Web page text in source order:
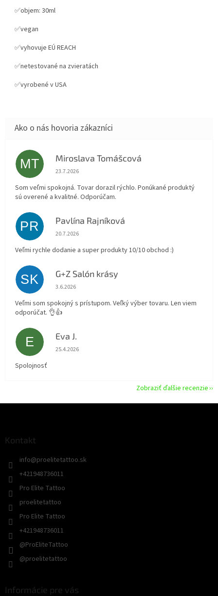
✅objem: 30ml
✅vegan
✅vyhovuje EÚ REACH
✅netestované na zvieratách
✅vyrobené v USA
MT Miroslava Tomášcová
Hodnotenie obchodu je 5 z 5 hviezdičiek.
23.7.2026
Som veľmi spokojná. Tovar dorazil rýchlo. Ponúkané produktý
sú overené a kvalitné. Odporúčam.
PR Pavlína Rajníková
Hodnotenie obchodu je 5 z 5 hviezdičiek.
20.7.2026
Veľmi rychle dodanie a super produkty 10/10 obchod :)
SK G+Z Salón krásy
Hodnotenie obchodu je 5 z 5 hviezdičiek.
3.6.2026
Veľmi som spokojný s prístupom. Veľký výber tovaru. Len viem
odporúčat. 👌👍
E Eva J.
Hodnotenie obchodu je 5 z 5 hviezdičiek.
25.4.2026
Spolojnosť
Zobraziť ďalšie recenzie
Kontakt
info@proelitetattoo.sk
+421948736011
Pro Elite Tattoo
proelitetattoo
Pro Elite Tattoo
+421948736011
@ProEliteTattoo
@proelitetattoo
Informácie pre vás